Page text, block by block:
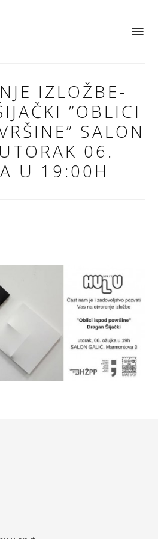
IZLOŽBE-
”OBLICI
SALON
06.
U 19:00H